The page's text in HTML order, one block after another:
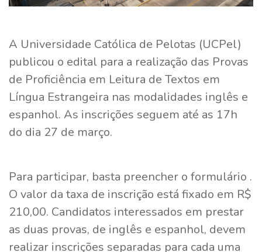
A Universidade Católica de Pelotas (UCPel)
publicou o edital para a realização das Provas
de Proficiência em Leitura de Textos em
Língua Estrangeira nas modalidades inglês e
espanhol. As inscrições seguem até as 17h
do dia 27 de março.
Para participar, basta preencher o formulário .
O valor da taxa de inscrição está fixado em R$
210,00. Candidatos interessados em prestar
as duas provas, de inglês e espanhol, devem
realizar inscrições separadas para cada uma